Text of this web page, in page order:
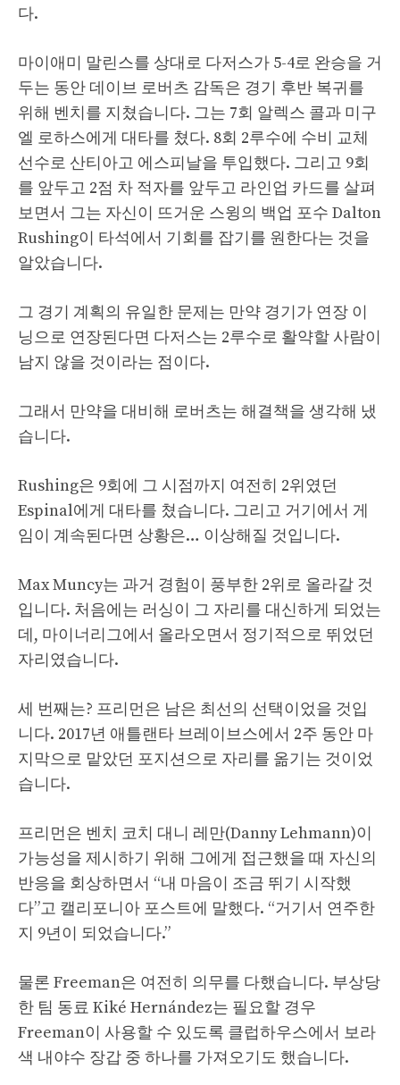
다.
마이애미 말린스를 상대로 다저스가 5-4로 완승을 거
두는 동안 데이브 로버츠 감독은 경기 후반 복귀를
위해 벤치를 지쳤습니다. 그는 7회 알렉스 콜과 미구
엘 로하스에게 대타를 쳤다. 8회 2루수에 수비 교체
선수로 산티아고 에스피날을 투입했다. 그리고 9회
를 앞두고 2점 차 적자를 앞두고 라인업 카드를 살펴
보면서 그는 자신이 뜨거운 스윙의 백업 포수 Dalton
Rushing이 타석에서 기회를 잡기를 원한다는 것을
알았습니다.
그 경기 계획의 유일한 문제는 만약 경기가 연장 이
닝으로 연장된다면 다저스는 2루수로 활약할 사람이
남지 않을 것이라는 점이다.
그래서 만약을 대비해 로버츠는 해결책을 생각해 냈
습니다.
Rushing은 9회에 그 시점까지 여전히 2위였던
Espinal에게 대타를 쳤습니다. 그리고 거기에서 게
임이 계속된다면 상황은… 이상해질 것입니다.
Max Muncy는 과거 경험이 풍부한 2위로 올라갈 것
입니다. 처음에는 러싱이 그 자리를 대신하게 되었는
데, 마이너리그에서 올라오면서 정기적으로 뛰었던
자리였습니다.
세 번째는? 프리먼은 남은 최선의 선택이었을 것입
니다. 2017년 애틀랜타 브레이브스에서 2주 동안 마
지막으로 맡았던 포지션으로 자리를 옮기는 것이었
습니다.
프리먼은 벤치 코치 대니 레만(Danny Lehmann)이
가능성을 제시하기 위해 그에게 접근했을 때 자신의
반응을 회상하면서 “내 마음이 조금 뛰기 시작했
다”고 캘리포니아 포스트에 말했다. “거기서 연주한
지 9년이 되었습니다.”
물론 Freeman은 여전히 ​​의무를 다했습니다. 부상당
한 팀 동료 Kiké Hernández는 필요할 경우
Freeman이 사용할 수 있도록 클럽하우스에서 보라
색 내야수 장갑 중 하나를 가져오기도 했습니다.